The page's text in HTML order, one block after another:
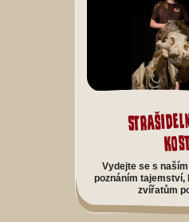
Vydejte se s
poznáním
zvířatům